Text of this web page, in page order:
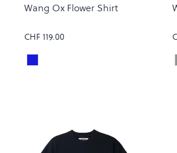
Wang Ox Flower Shirt
CHF 119.00
Colour
Light Blue